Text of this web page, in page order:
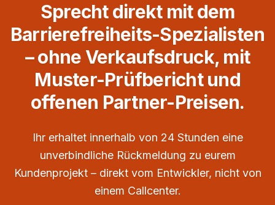
Sprecht direkt mit dem
Barrierefreiheits-Spezialisten
– ohne Verkaufsdruck, mit
Muster-Prüfbericht und
offenen Partner-Preisen.
Ihr erhaltet innerhalb von 24 Stunden eine
unverbindliche Rückmeldung zu eurem
Kundenprojekt – direkt vom Entwickler, nicht von
einem Callcenter.